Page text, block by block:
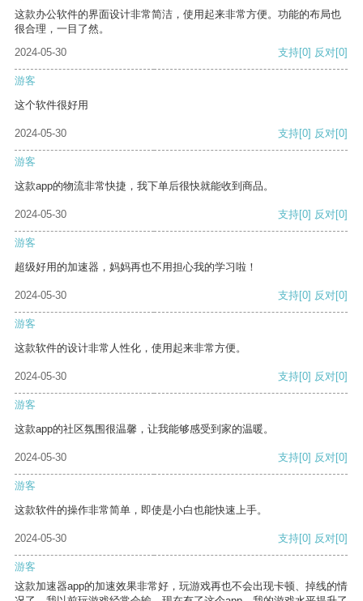
这款办公软件的界面设计非常简洁，使用起来非常方便。功能的布局也
很合理，一目了然。
2024-05-30
支持[0] 反对[0]
游客
这个软件很好用
2024-05-30 支持[0] 反对[0]
游客
这款app的物流非常快捷，我下单后很快就能收到商品。
2024-05-30 支持[0] 反对[0]
游客
超级好用的加速器，妈妈再也不用担心我的学习啦！
2024-05-30 支持[0] 反对[0]
游客
这款软件的设计非常人性化，使用起来非常方便。
2024-05-30 支持[0] 反对[0]
游客
这款app的社区氛围很温馨，让我能够感受到家的温暖。
2024-05-30 支持[0] 反对[0]
游客
这款软件的操作非常简单，即使是小白也能快速上手。
2024-05-30 支持[0] 反对[0]
游客
这款加速器app的加速效果非常好，玩游戏再也不会出现卡顿、掉线的情